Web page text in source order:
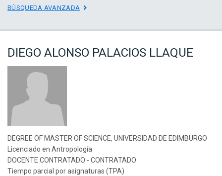
BÚSQUEDA AVANZADA
DIEGO ALONSO PALACIOS LLAQUE
DEGREE OF MASTER OF SCIENCE, UNIVERSIDAD DE EDIMBURGO
Licenciado en Antropología
DOCENTE CONTRATADO - CONTRATADO
Tiempo parcial por asignaturas (TPA)